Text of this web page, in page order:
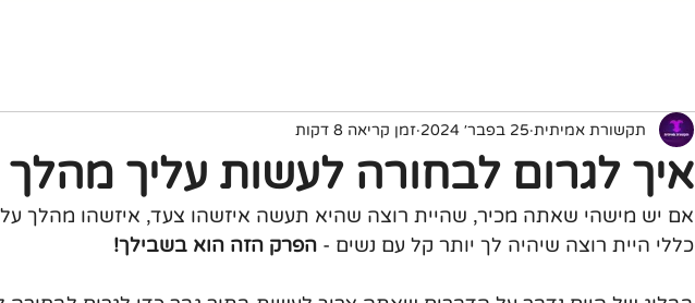
איך לגרום לבחורה לעשות עליך מהלך
תקשורת אמיתית 25 בפבר׳ 2024 זמן קריאה 8 דקות
אם יש מישהי שאתה מכיר, שהיית רוצה שהיא תעשה איזשהו צעד, איזשהו מהלך
כללי היית רוצה שיהיה לך יותר קל עם נשים - הפרק הזה הוא בשבילך!